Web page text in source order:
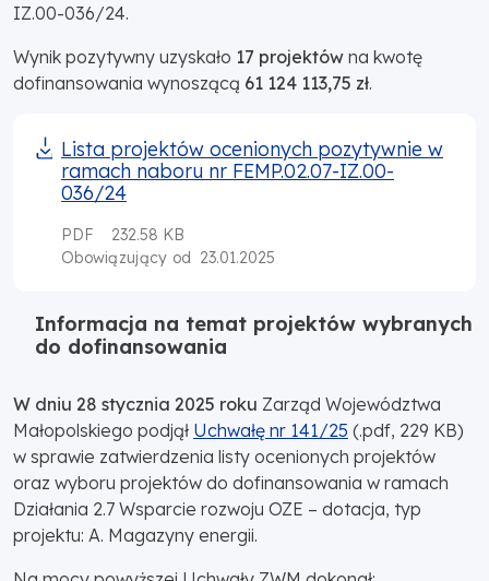
IZ.00-036/24.
Wynik pozytywny uzyskało 17 projektów na kwotę
dofinansowania wynoszącą 61 124 113,75 zł.
Lista projektów ocenionych pozytywnie w
ramach naboru nr FEMP.02.07-IZ.00-
036/24
PDF
232.58 KB
Obowiązujący od 23.01.2025
Informacja na temat projektów wybranych
do dofinansowania
W dniu 28 stycznia 2025 roku Zarząd Województwa
Małopolskiego podjął Uchwałę nr 141/25 (.pdf, 229 KB)
w sprawie zatwierdzenia listy ocenionych projektów
oraz wyboru projektów do dofinansowania w ramach
Działania 2.7 Wsparcie rozwoju OZE – dotacja, typ
projektu: A. Magazyny energii.